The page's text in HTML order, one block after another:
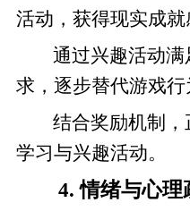
活动，获得现实成就
通过兴趣活动
求，逐步替代游戏行
结合奖励机制
学习与兴趣活动。
4. 情绪与心理